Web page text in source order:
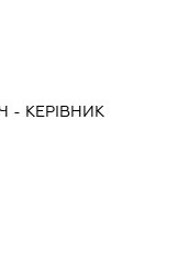
- КЕРІВНИК